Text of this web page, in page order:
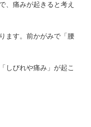
、痛みが起きると考え
ます。前かがみで「腰
しびれや痛み」が起こ